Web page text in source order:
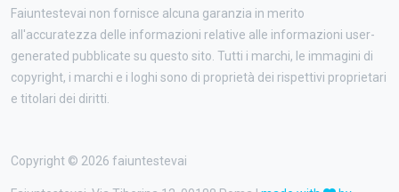
Faiuntestevai non fornisce alcuna garanzia in merito
all'accuratezza delle informazioni relative alle informazioni user-
generated pubblicate su questo sito. Tutti i marchi, le immagini di
copyright, i marchi e i loghi sono di proprietà dei rispettivi proprietari
e titolari dei diritti.
Copyright © 2026 faiuntestevai